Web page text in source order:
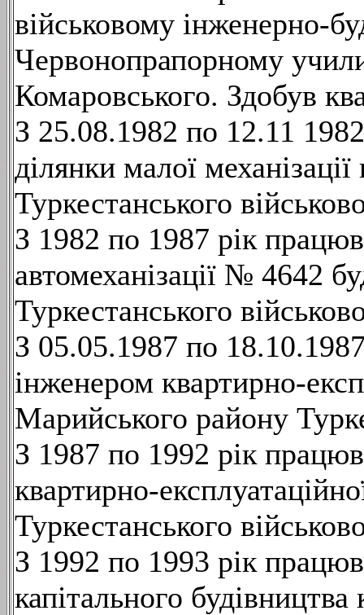
військовому інженерно-
Червонопрапорному
Комаровського. Здобув
З 25.08.1982 по 12.11
ділянки малої
Туркестанського
З 1982 по 1987 рік
автомеханізації № 4642
Туркестанського
З 05.05.1987 по
інженером квартирно-
Марийського району
З 1987 по 1992 рік
квартирно-
Туркестанського
З 1992 по 1993 рік
капітального